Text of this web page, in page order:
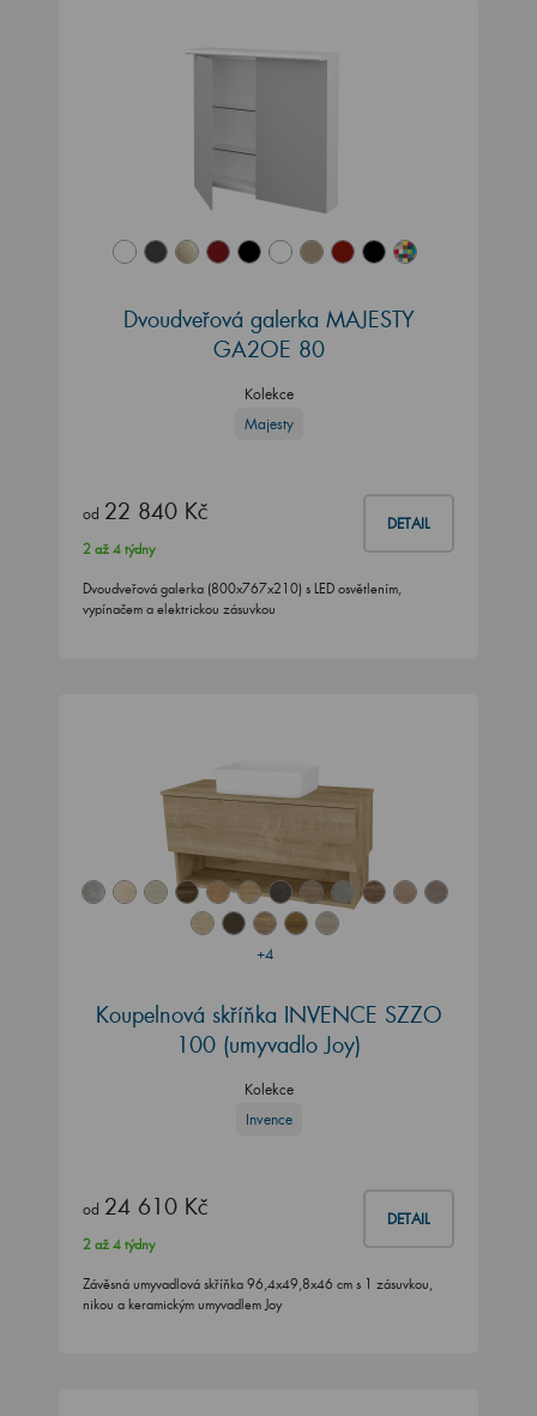
Dvoudveřová galerka MAJESTY
GA2OE 80
Kolekce
Majesty
od 22 840 Kč DETAIL
2 až 4 týdny
Dvoudveřová galerka (800x767x210) s LED osvětlením,
vypínačem a elektrickou zásuvkou
+4
Koupelnová skříňka INVENCE SZZO
100 (umyvadlo Joy)
Kolekce
Invence
od 24 610 Kč DETAIL
2 až 4 týdny
Závěsná umyvadlová skříňka 96,4x49,8x46 cm s 1 zásuvkou,
nikou a keramickým umyvadlem Joy